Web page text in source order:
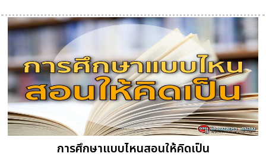
การศึกษาแบบไหนสอนให้คิดเป็น